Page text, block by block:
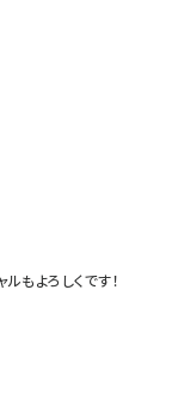
もよろしくです！